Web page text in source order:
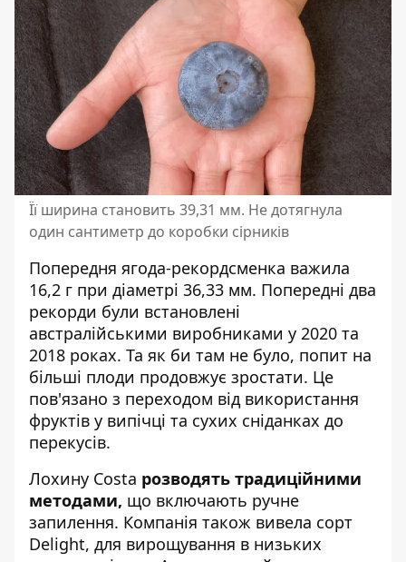
Її ширина становить 39,31 мм. Не дотягнула
один сантиметр до коробки сірників
Попередня ягода-рекордсменка важила
16,2 г при діаметрі 36,33 мм. Попередні два
рекорди були встановлені
австралійськими виробниками у 2020 та
2018 роках. Та як би там не було, попит на
більші плоди продовжує зростати. Це
пов'язано з переходом від використання
фруктів у випічці та сухих сніданках до
перекусів.
Лохину Costa розводять традиційними
методами, що включають ручне
запилення. Компанія також вивела сорт
Delight, для вирощування в низьких